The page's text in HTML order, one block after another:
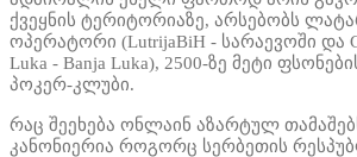
ქვეყნის ტერიტორიაზე, არსებობს
ოპერატორი (LutrijaBiH - სარაევოში და
Luka - Banja Luka), 2500-ზე მეტი
პოკერ-კლუბი.
რაც შეეხება ონლაინ აზარტულ
კანონიერია როგორც სერბეთის